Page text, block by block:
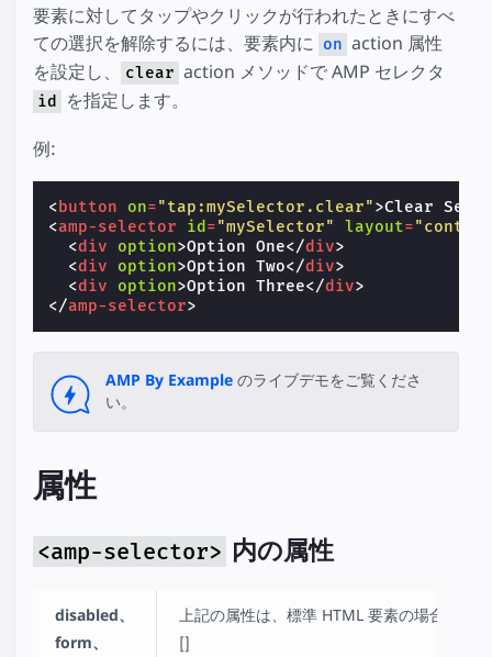
要素に対してタップやクリックが行われたときにすべ
ての選択を解除するには、要素内に on action 属性
を設定し、
clear action メソッドで AMP セレクタ
id
を指定します。
例:
<button on="tap:mySelector.clear">Clear
<amp-selector id ="mySelector" layout=
<div option>Option One</div>
<div option>Option Two</div>
<div option>Option Three</div>
</amp-selector>
AMP By Example のライブデモをご覧くださ
い。
属性
<amp-selector> 内の属性
disabled、
form、
上記の属性は、標準 HTML 要素の場合と同
[]